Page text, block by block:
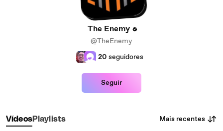
The Enemy
@TheEnemy
20 seguidores
Seguir
VídeosPlaylists Mais recentes